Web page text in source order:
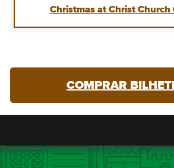
Christmas at Christ Church
COMPRAR